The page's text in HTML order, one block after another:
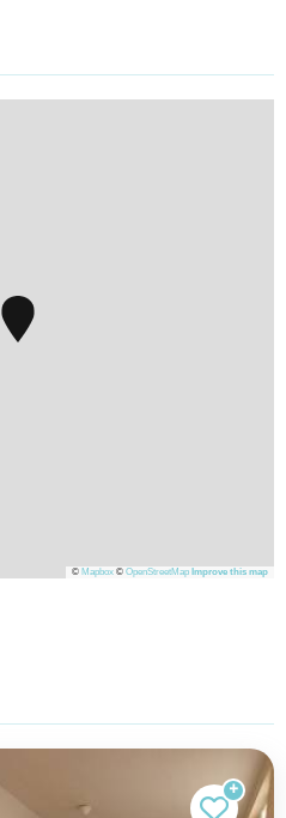
© Mapbox © OpenStreetMap Improve this map